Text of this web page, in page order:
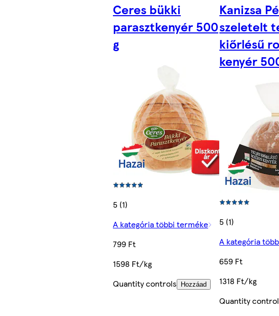
Ceres bükki
parasztkenyér 500
g
5 (1)
A kategória többi terméke
799 Ft
1598 Ft/kg
Quantity controls
Hozzáad
Kanizsa
szeletelt
kiőrlésű
kenyér
5 (1)
A kategória
659 Ft
1318 Ft/kg
Quantity